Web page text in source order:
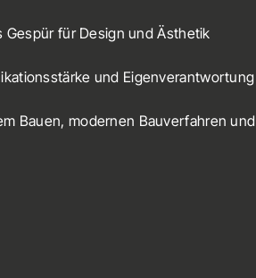
Gespür für Design und Ästhetik
und Eigenverantwortung
Bauen, modernen Bauverfahren und